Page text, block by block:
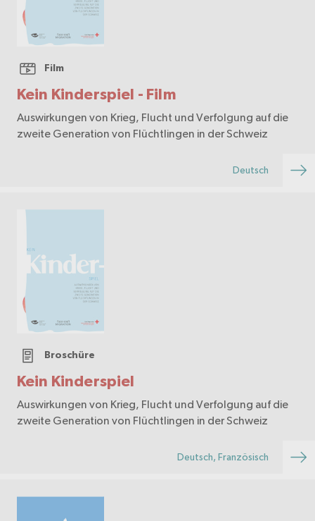
Kein Kinderspiel - Film
Film
Auswirkungen von Krieg, Flucht und Verfolgung auf die
zweite Generation von Flüchtlingen in der Schweiz
Deutsch
Kein Kinderspiel
Broschüre
Auswirkungen von Krieg, Flucht und Verfolgung auf die
zweite Generation von Flüchtlingen in der Schweiz
Deutsch, Französisch